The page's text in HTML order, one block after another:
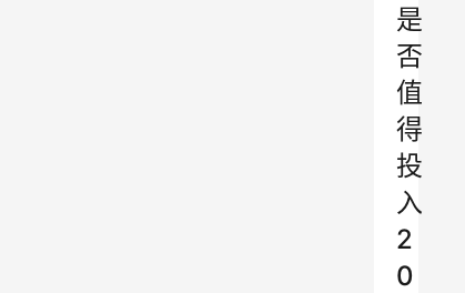
是
否
值
得
投
入
2
0